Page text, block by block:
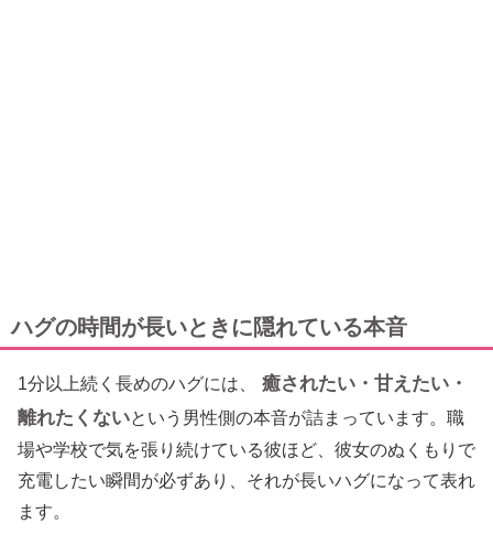
ハグの時間が長いときに隠れている本音
1分以上続く長めのハグには、
癒されたい・甘えたい・
離れたくないという男性側の本音が詰まっています。職
場や学校で気を張り続けている彼ほど、彼女のぬくもりで
充電したい瞬間が必ずあり、それが長いハグになって表れ
ます。